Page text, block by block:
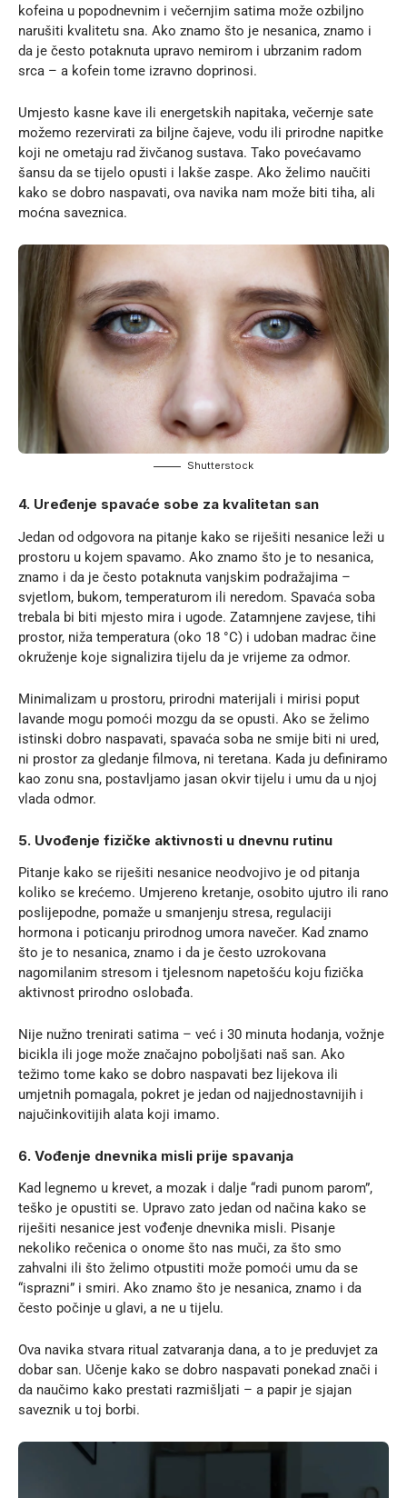
kofeina u popodnevnim i večernjim satima može ozbiljno
narušiti kvalitetu sna. Ako znamo što je nesanica, znamo i
da je često potaknuta upravo nemirom i ubrzanim radom
srca – a kofein tome izravno doprinosi.
Umjesto kasne kave ili energetskih napitaka, večernje sate
možemo rezervirati za biljne čajeve, vodu ili prirodne napitke
koji ne ometaju rad živčanog sustava. Tako povećavamo
šansu da se tijelo opusti i lakše zaspe. Ako želimo naučiti
kako se dobro naspavati, ova navika nam može biti tiha, ali
moćna saveznica.
Shutterstock
4. Uređenje spavaće sobe za kvalitetan san
Jedan od odgovora na pitanje kako se riješiti nesanice leži u
prostoru u kojem spavamo. Ako znamo što je to nesanica,
znamo i da je često potaknuta vanjskim podražajima –
svjetlom, bukom, temperaturom ili neredom. Spavaća soba
trebala bi biti mjesto mira i ugode. Zatamnjene zavjese, tihi
prostor, niža temperatura (oko 18 °C) i udoban madrac čine
okruženje koje signalizira tijelu da je vrijeme za odmor.
Minimalizam u prostoru, prirodni materijali i mirisi poput
lavande mogu pomoći mozgu da se opusti. Ako se želimo
istinski dobro naspavati, spavaća soba ne smije biti ni ured,
ni prostor za gledanje filmova, ni teretana. Kada ju definiramo
kao zonu sna, postavljamo jasan okvir tijelu i umu da u njoj
vlada odmor.
5. Uvođenje fizičke aktivnosti u dnevnu rutinu
Pitanje kako se riješiti nesanice neodvojivo je od pitanja
koliko se krećemo. Umjereno kretanje, osobito ujutro ili rano
poslijepodne, pomaže u smanjenju stresa, regulaciji
hormona i poticanju prirodnog umora navečer. Kad znamo
što je to nesanica, znamo i da je često uzrokovana
nagomilanim stresom i tjelesnom napetošću koju fizička
aktivnost prirodno oslobađa.
Nije nužno trenirati satima – već i 30 minuta hodanja, vožnje
bicikla ili joge može značajno poboljšati naš san. Ako
težimo tome kako se dobro naspavati bez lijekova ili
umjetnih pomagala, pokret je jedan od najjednostavnijih i
najučinkovitijih alata koji imamo.
6. Vođenje dnevnika misli prije spavanja
Kad legnemo u krevet, a mozak i dalje “radi punom parom”,
teško je opustiti se. Upravo zato jedan od načina kako se
riješiti nesanice jest vođenje dnevnika misli. Pisanje
nekoliko rečenica o onome što nas muči, za što smo
zahvalni ili što želimo otpustiti može pomoći umu da se
“isprazni” i smiri. Ako znamo što je nesanica, znamo i da
često počinje u glavi, a ne u tijelu.
Ova navika stvara ritual zatvaranja dana, a to je preduvjet za
dobar san. Učenje kako se dobro naspavati ponekad znači i
da naučimo kako prestati razmišljati – a papir je sjajan
saveznik u toj borbi.